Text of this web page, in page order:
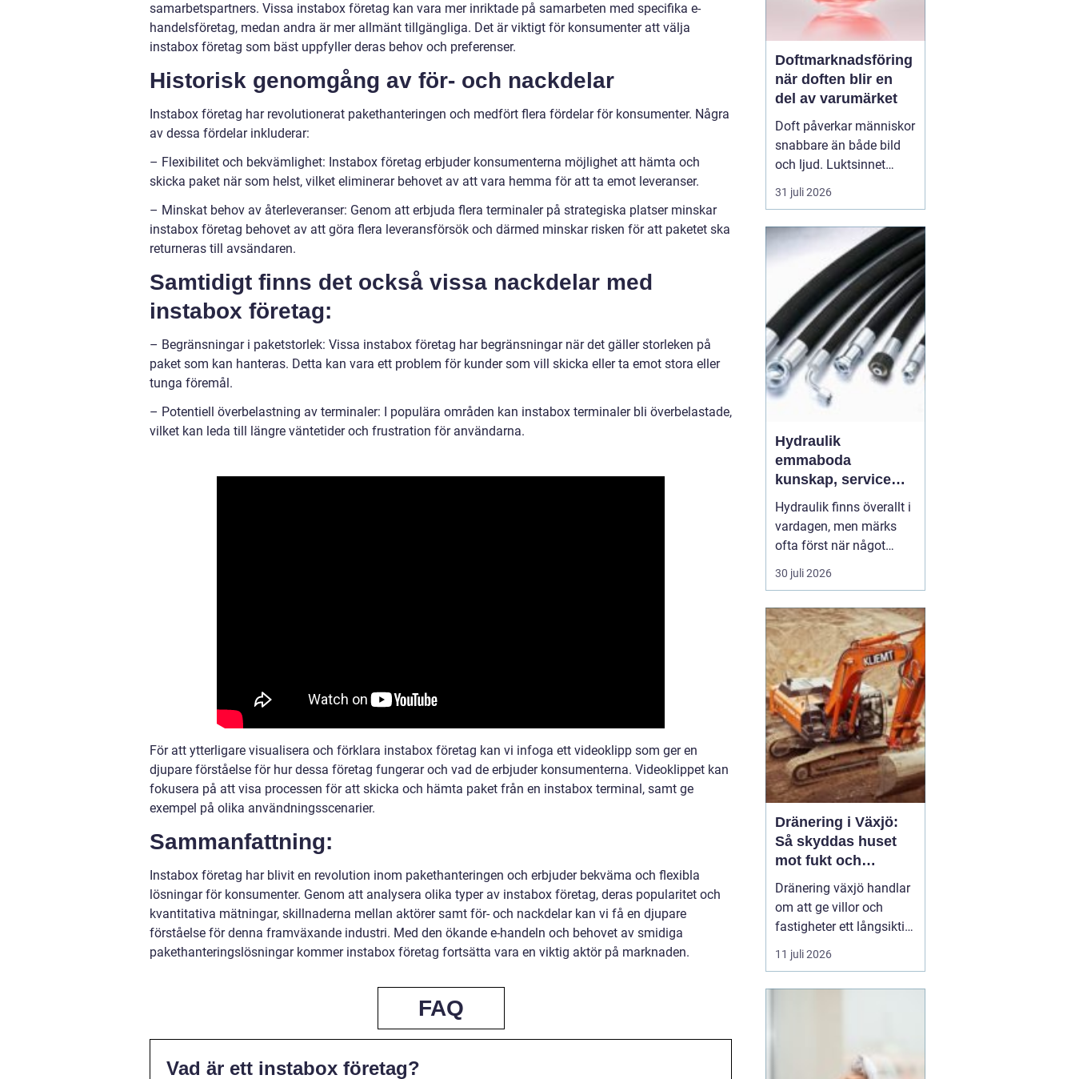
samarbetspartners. Vissa instabox företag kan vara mer inriktade på samarbeten med specifika e-
handelsföretag, medan andra är mer allmänt tillgängliga. Det är viktigt för konsumenter att välja
instabox företag som bäst uppfyller deras behov och preferenser.
Historisk genomgång av för- och nackdelar
Instabox företag har revolutionerat pakethanteringen och medfört flera fördelar för konsumenter. Några
av dessa fördelar inkluderar:
– Flexibilitet och bekvämlighet: Instabox företag erbjuder konsumenterna möjlighet att hämta och
skicka paket när som helst, vilket eliminerar behovet av att vara hemma för att ta emot leveranser.
– Minskat behov av återleveranser: Genom att erbjuda flera terminaler på strategiska platser minskar
instabox företag behovet av att göra flera leveransförsök och därmed minskar risken för att paketet ska
returneras till avsändaren.
Samtidigt finns det också vissa nackdelar med
instabox företag:
– Begränsningar i paketstorlek: Vissa instabox företag har begränsningar när det gäller storleken på
paket som kan hanteras. Detta kan vara ett problem för kunder som vill skicka eller ta emot stora eller
tunga föremål.
– Potentiell överbelastning av terminaler: I populära områden kan instabox terminaler bli överbelastade,
vilket kan leda till längre väntetider och frustration för användarna.
För att ytterligare visualisera och förklara instabox företag kan vi infoga ett videoklipp som ger en
djupare förståelse för hur dessa företag fungerar och vad de erbjuder konsumenterna. Videoklippet kan
fokusera på att visa processen för att skicka och hämta paket från en instabox terminal, samt ge
exempel på olika användningsscenarier.
Sammanfattning:
Instabox företag har blivit en revolution inom pakethanteringen och erbjuder bekväma och flexibla
lösningar för konsumenter. Genom att analysera olika typer av instabox företag, deras popularitet och
kvantitativa mätningar, skillnaderna mellan aktörer samt för- och nackdelar kan vi få en djupare
förståelse för denna framväxande industri. Med den ökande e-handeln och behovet av smidiga
pakethanteringslösningar kommer instabox företag fortsätta vara en viktig aktör på marknaden.
FAQ
Vad är ett instabox företag?
Doftmarknadsföring
när doften blir en
del av varumärket
Doft påverkar människor
snabbare än både bild
och ljud. Luktsinnet
kopplas direkt till
hjärnans centrum för
Därförhar
doftmarknadsföring
ett kraftfullt verktyg
för företag som v...
31 juli 2026
Hydraulik
emmaboda
kunskap, service
och rätt lösningar
när du behöver dem
Hydraulik finns överallt i
vardagen, men märks
ofta först när något
slutar fungera. En
läckande slang kan
stillastående maskiner
kan bromsa en industri i
timmar och en trasig
cylinder kan stänga ner
ett helt sågverk. För
företag ...
30 juli 2026
Dränering i Växjö:
Så skyddas huset
mot fukt och
vattenskador
Dränering växjö handlar
om att ge villor och
fastigheter ett långsiktigt
skydd mot fukt, mögel
och skador på
11 juli 2026